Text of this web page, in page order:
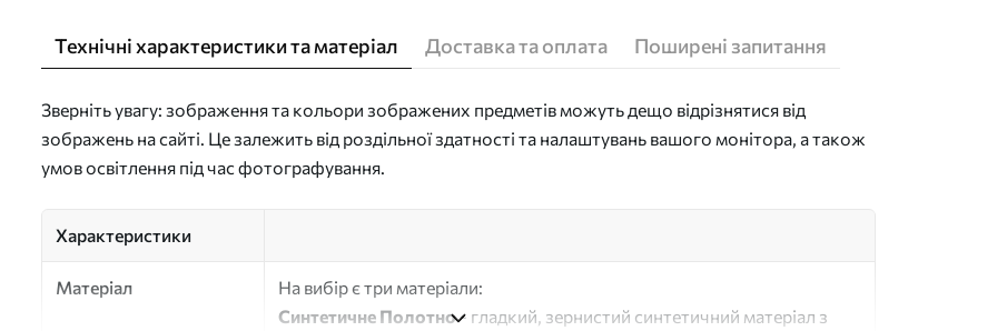
Технічні характеристики та матеріал Доставка та оплата Поширені запитання
Зверніть увагу: зображення та кольори зображених предметів можуть дещо відрізнятися від
зображень на сайті. Це залежить від роздільної здатності та налаштувань вашого монітора, а також
умов освітлення під час фотографування.
Характеристики
Матеріал
На вибір є три матеріали:
Синтетичне Полотно- гладкий, зернистий синтетичний матеріал з